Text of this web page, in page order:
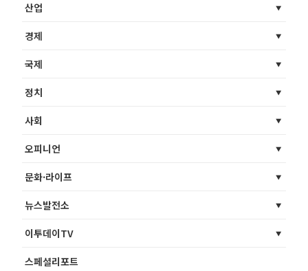
산업
경제
국제
정치
사회
오피니언
문화·라이프
뉴스발전소
이투데이TV
스페셜리포트